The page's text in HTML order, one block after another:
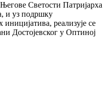
Светости Патријарха
и уз подршку
реализује се
Достојевског у Оптиној